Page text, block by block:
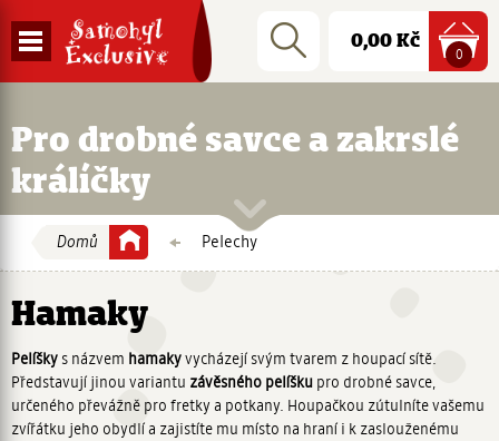
Zobrazit
navigaci
na
hlavní
navigaci
na
obsah
hledání:
Vyhledat
košík
Cena:
0,00 Kč
0
Pro drobné savce a zakrslé
králíčky
Vaše
aktuální
pozice
Domů Pelechy
Hamaky
Pelíšky s názvem hamakyvycházejí svým tvarem z houpací sítě.
Představují jinou variantu závěsného pelíšku pro drobné savce,
určeného převážně pro fretky a potkany. Houpačkou zútulníte vašemu
zvířátku jeho obydlí a zajistíte mu místo na hraní i k zaslouženému